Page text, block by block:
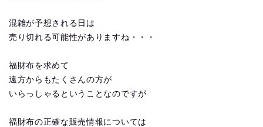
混雑が予想される日は
売り切れる可能性がありますね・・・
福財布を求めて
遠方からもたくさんの方が
いらっしゃるということなのですが
福財布の正確な販売情報については